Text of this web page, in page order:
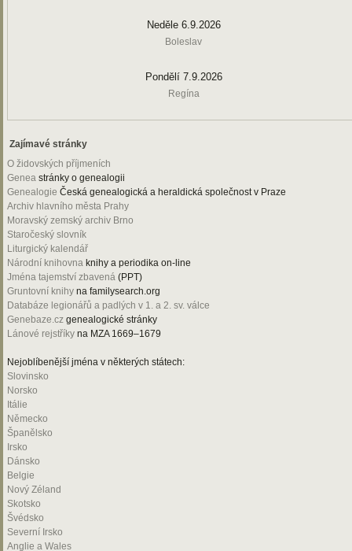
Neděle 6.9.2026
Boleslav
Pondělí 7.9.2026
Regína
Zajímavé stránky
O židovských příjmeních
Genea stránky o genealogii
Genealogie Česká genealogická a heraldická společnost v Praze
Archiv hlavního města Prahy
Moravský zemský archiv Brno
Staročeský slovník
Liturgický kalendář
Národní knihovna knihy a periodika on-line
Jména tajemství zbavená (PPT)
Gruntovní knihy na familysearch.org
Databáze legionářů a padlých v 1. a 2. sv. válce
Genebaze.cz genealogické stránky
Lánové rejstříky na MZA 1669–1679
Nejoblíbenější jména v některých státech:
Slovinsko
Norsko
Itálie
Německo
Španělsko
Irsko
Dánsko
Belgie
Nový Zéland
Skotsko
Švédsko
Severní Irsko
Anglie a Wales